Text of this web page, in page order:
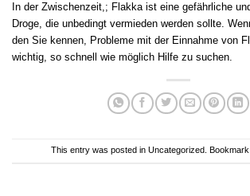
In der Zwischenzeit,; Flakka ist eine gefährliche
Droge, die unbedingt vermieden werden sollte.
den Sie kennen, Probleme mit der Einnahme von
wichtig, so schnell wie möglich Hilfe zu suchen.
This entry was posted in Uncategorized .